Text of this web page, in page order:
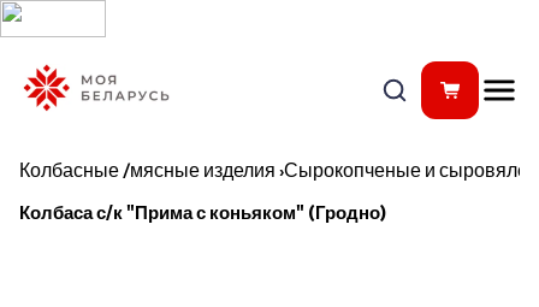
Колбасные /мясные изделия ›Сырокопченые и
Колбаса с/к "Прима с коньяком" (Гродно)